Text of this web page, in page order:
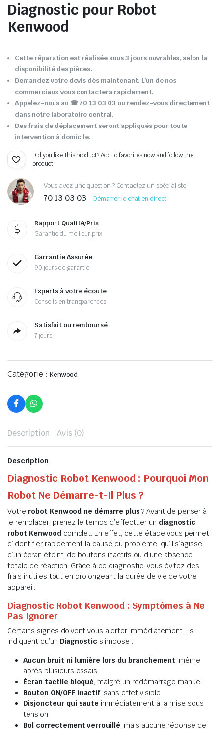
Diagnostic pour Robot
Kenwood
Cette réparation est réalisée sous 3 jours ouvrables, selon la
disponibilité des pièces.
Demandez votre devis dès maintenant. L’un de nos
commerciaux vous contactera rapidement.
Appelez-nous au ☎ 70 13 03 03 ou rendez-vous directement
dans notre laboratoire central.
Des frais de déplacement seront appliqués pour toute
intervention à domicile.
Did you like this product? Add to favorites now and follow the
product.
Vous avez une question ? Contactez un spécialiste
70 13 03 03 Démarrer le chat en direct
Rapport Qualité/Prix
Garantie du meilleur prix
Garrantie Assurée
90 jours de garantie
Experts à votre écoute
Conseils en transparences
Satisfait ou remboursé
7 jours
Catégorie : Kenwood
Description Avis (0)
Description
Diagnostic Robot Kenwood : Pourquoi Mon
Robot Ne Démarre-t-Il Plus ?
Votre robot Kenwood ne démarre plus ? Avant de penser à
le remplacer, prenez le temps d’effectuer un diagnostic
robot Kenwoodcomplet. En effet, cette étape vous permet
d’identifier rapidement la cause du problème, qu’il s’agisse
d’un écran éteint, de boutons inactifs ou d’une absence
totale de réaction. Grâce à ce diagnostic, vous évitez des
frais inutiles tout en prolongeant la durée de vie de votre
appareil.
Diagnostic Robot Kenwood : Symptômes à Ne
Pas Ignorer
Certains signes doivent vous alerter immédiatement. Ils
indiquent qu’un Diagnostic s’impose :
Aucun bruit ni lumière lors du branchement, même
après plusieurs essais
Écran tactile bloqué, malgré un redémarrage manuel
Bouton ON/OFF inactif, sans effet visible
Disjoncteur qui saute immédiatement à la mise sous
tension
Bol correctement verrouillé, mais aucune réponse de